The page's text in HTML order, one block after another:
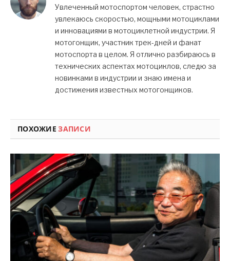
Увлеченный мотоспортом человек, страстно
увлекаюсь скоростью, мощными мотоциклами
и инновациями в мотоциклетной индустрии. Я
мотогонщик, участник трек-дней и фанат
мотоспорта в целом. Я отлично разбираюсь в
технических аспектах мотоциклов, следю за
новинками в индустрии и знаю имена и
достижения известных мотогонщиков.
ПОХОЖИЕЗАПИСИ